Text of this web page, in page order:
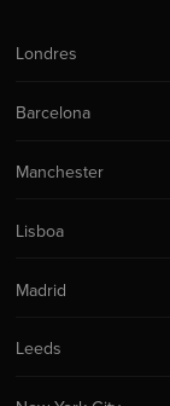
Londres
Barcelona
Manchester
Lisboa
Madrid
Leeds